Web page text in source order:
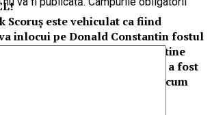
Scoruş este vehiculat ca fiind
inlocui pe Donald Constantin fostul
chiar daca acesta nu detine
Donald Constantin a fost
ca o simpla razbunare, asa cum